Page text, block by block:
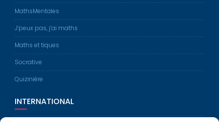
MathsMentales
J’peux pas, j’ai maths
Maths et tiques
Socrative
Quizinière
INTERNATIONAL